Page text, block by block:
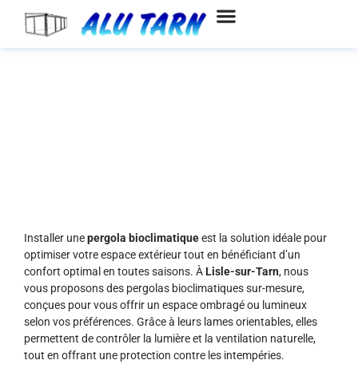
Installer unepergola bioclimatiqueest la solution idéale pour
optimiser votre espace extérieur tout en bénéficiant d’un
confort optimal en toutes saisons. ÀLisle-sur-Tarn, nous
vous proposons des pergolas bioclimatiques sur-mesure,
conçues pour vous offrir un espace ombragé ou lumineux
selon vos préférences. Grâce à leurs lames orientables, elles
permettent de contrôler la lumière et la ventilation naturelle,
tout en offrant une protection contre les intempéries.